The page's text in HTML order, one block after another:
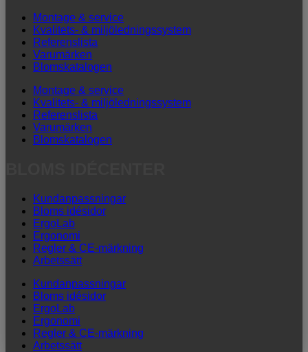
Montage & service
Kvalitets- & miljöledningssystem
Referenslista
Varumärken
Blomskatalogen
Montage & service
Kvalitets- & miljöledningssystem
Referenslista
Varumärken
Blomskatalogen
Kundanpassningar
Bloms idésidor
ErgoLab
Ergonomi
Regler & CE-märkning
Arbetssätt
Kundanpassningar
Bloms idésidor
ErgoLab
Ergonomi
Regler & CE-märkning
Arbetssätt